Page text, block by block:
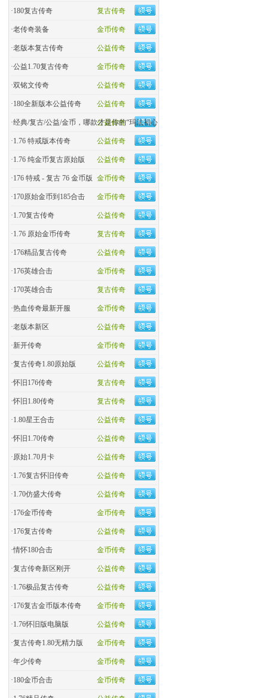
复古传奇
·180复古传奇
金币传奇
·老传奇装备
公益传奇
·老版本复古传奇
金币传奇
·公益1.70复古传奇
公益传奇
·双铭文传奇
公益传奇
·180全新版本公益传奇
公益传奇
·经典/复古/公益/金币，哪款才是你的“玛法初心
公益传奇
·1.76 特戒版本传奇
公益传奇
·1.76 纯金币复古原始版
金币传奇
·176 特戒 - 复古 76 金币版
金币传奇
·170原始金币到185合击
公益传奇
·​1.70复古传奇
复古传奇
·1.76 原始金币传奇
公益传奇
·176精品复古传奇
金币传奇
·176英雄合击
复古传奇
·170英雄合击
金币传奇
·热血传奇最新开服
公益传奇
·老版本新区
金币传奇
·新开传奇
公益传奇
·复古传奇1.80原始版
复古传奇
·怀旧176传奇
复古传奇
·怀旧1.80传奇
公益传奇
·1.80星王合击
公益传奇
·怀旧1.70传奇
公益传奇
·原始1.70月卡
公益传奇
·1.76复古怀旧传奇
公益传奇
·1.70仿盛大传奇
金币传奇
·176金币传奇
公益传奇
·176复古传奇
金币传奇
·情怀180合击
公益传奇
·复古传奇新区刚开
公益传奇
·1.76极品复古传奇
金币传奇
·176复古金币版本传奇
公益传奇
·1.76怀旧版电脑版
金币传奇
·复古传奇1.80无精力版
金币传奇
·年少传奇
金币传奇
·180金币合击